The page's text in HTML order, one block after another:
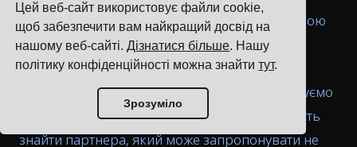
Цей веб-сайт використовує файли cookie,
щоб забезпечити вам найкращий досвід на
нашому веб-сайті.Дізнатися більше. Нашу
політику конфіденційності можна знайтитут.
Зрозуміло
використовували звичайні запити електронною
поштою."
Estiko-Plastar (естонською): "Коли ми розміщуємо
замовлення через Cargoson, у нас є можливість
знайти партнера, який може запропонувати не